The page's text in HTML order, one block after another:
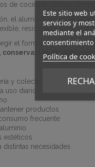
Este sitio web
servicios y
mediante el
Política de
de cocinado donde se
el aluminio industrial
resistente y fácil de
el formato más
de
y colectividades
uso diario
productos
frecuente
estéticos
distintas necesidades